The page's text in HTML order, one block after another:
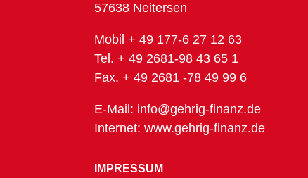
57638 Neitersen
Mobil + 49 177-6 27 12 63
Tel. + 49 2681-98 43 65 1
Fax. + 49 2681 -78 49 99 6
E-Mail: info@gehrig-finanz.de
Internet: www.gehrig-finanz.de
IMPRESSUM